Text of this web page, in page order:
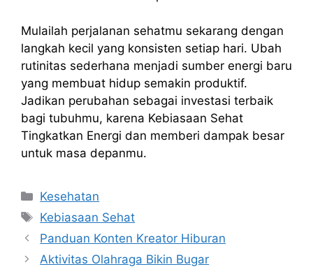
Mulailah perjalanan sehatmu sekarang dengan
langkah kecil yang konsisten setiap hari. Ubah
rutinitas sederhana menjadi sumber energi baru
yang membuat hidup semakin produktif.
Jadikan perubahan sebagai investasi terbaik
bagi tubuhmu, karena Kebiasaan Sehat
Tingkatkan Energi dan memberi dampak besar
untuk masa depanmu.
Kategori
Kesehatan
Tag
Kebiasaan Sehat
Panduan Konten Kreator Hiburan
Aktivitas Olahraga Bikin Bugar